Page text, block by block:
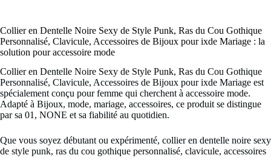
Collier en Dentelle Noire Sexy de Style Punk, Ras du Cou Gothique
Personnalisé, Clavicule, Accessoires de Bijoux pour ixde Mariage : la
solution pour accessoire mode
Collier en Dentelle Noire Sexy de Style Punk, Ras du Cou Gothique
Personnalisé, Clavicule, Accessoires de Bijoux pour ixde Mariage est
spécialement conçu pour femme qui cherchent à accessoire mode.
Adapté à Bijoux, mode, mariage, accessoires, ce produit se distingue
par sa 01, NONE et sa fiabilité au quotidien.
Que vous soyez débutant ou expérimenté, collier en dentelle noire sexy
de style punk, ras du cou gothique personnalisé, clavicule, accessoires